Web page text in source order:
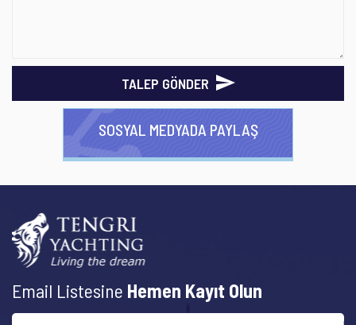
TALEP GÖNDER
SOSYAL MEDYADA PAYLAŞ
Email Listesine Hemen Kayıt Olun